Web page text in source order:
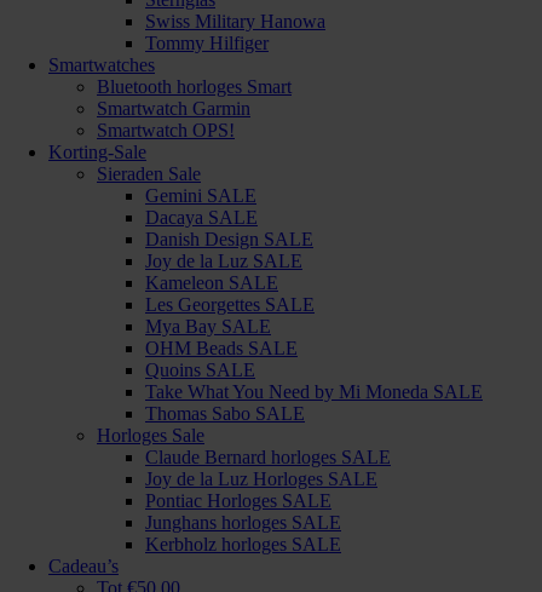
Swiss Military Hanowa
Tommy Hilfiger
Smartwatches
Bluetooth horloges Smart
Smartwatch Garmin
Smartwatch OPS!
Korting-Sale
Sieraden Sale
Gemini SALE
Dacaya SALE
Danish Design SALE
Joy de la Luz SALE
Kameleon SALE
Les Georgettes SALE
Mya Bay SALE
OHM Beads SALE
Quoins SALE
Take What You Need by Mi Moneda SALE
Thomas Sabo SALE
Horloges Sale
Claude Bernard horloges SALE
Joy de la Luz Horloges SALE
Pontiac Horloges SALE
Junghans horloges SALE
Kerbholz horloges SALE
Cadeau’s
Tot €50,00